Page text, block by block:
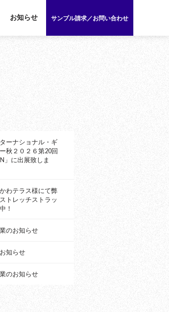
お知らせ サンプル請求／お問い合わせ
ターナショナル・ギ
秋２０２６第20回
」に出展致しま
わテラス様にて弊
トレッチストラッ
！
のお知らせ
知らせ
のお知らせ